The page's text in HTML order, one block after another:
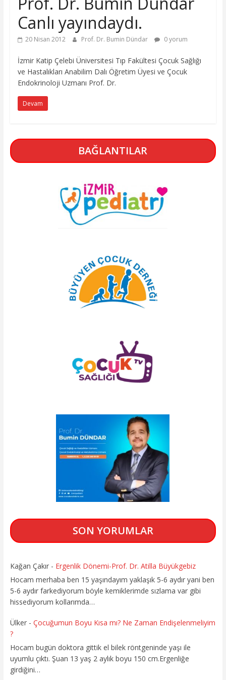
Canlı yayındaydı.
20 Nisan 2012 Prof. Dr. Bumin Dündar 0 yorum
İzmir Katip Çelebi Üniversitesi Tıp Fakültesi Çocuk Sağlığı
ve Hastalıkları Anabilim Dalı Öğretim Üyesi ve Çocuk
Endokrinoloji Uzmanı Prof. Dr.
Devam
BAĞLANTILAR
SON YORUMLAR
Kağan Çakır- Ergenlik Dönemi-Prof. Dr. Atilla Büyükgebiz
Hocam merhaba ben 15 yaşındayım yaklaşık 5-6 aydır yani ben
5-6 aydır farkediyorum böyle kemiklerimde sızlama var gibi
hissediyorum kollarımda…
Ülker- Çocuğumun Boyu Kısa mı? Ne Zaman Endişelenmeliyim
?
Hocam bugün doktora gittik el bilek röntgeninde yaşı ile
uyumlu çıktı. Şuan 13 yaş 2 aylık boyu 150 cm.Ergenliğe
girdiğini…